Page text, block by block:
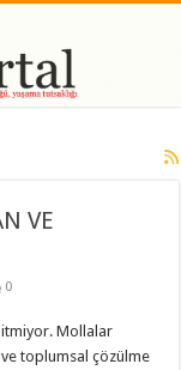
VE
0
Mollalar
toplumsal çözülme